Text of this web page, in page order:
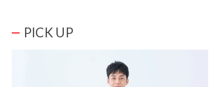
PICK UP